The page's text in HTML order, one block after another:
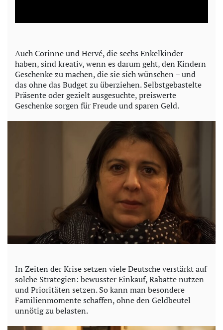
a
y
V
i
d
e
o
Auch Corinne und Hervé, die sechs Enkelkinder
haben, sind kreativ, wenn es darum geht, den Kindern
Geschenke zu machen, die sie sich wünschen – und
das ohne das Budget zu überziehen. Selbstgebastelte
Präsente oder gezielt ausgesuchte, preiswerte
Geschenke sorgen für Freude und sparen Geld.
In Zeiten der Krise setzen viele Deutsche verstärkt auf
solche Strategien: bewusster Einkauf, Rabatte nutzen
und Prioritäten setzen. So kann man besondere
Familienmomente schaffen, ohne den Geldbeutel
unnötig zu belasten.